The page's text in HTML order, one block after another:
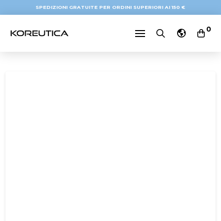
SPEDIZIONI GRATUITE PER ORDINI SUPERIORI AI 150 €
0